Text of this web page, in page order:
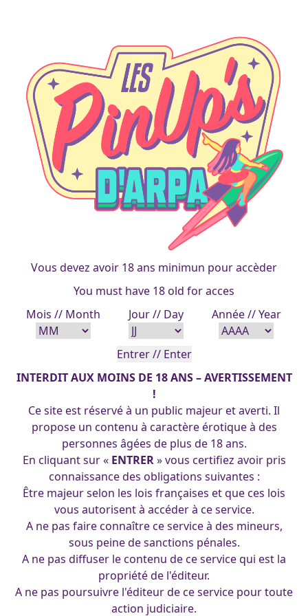
Vous devez avoir 18 ans minimun pour accèder
You must have 18 old for acces
Mois // Month
Jour // Day Année // Year
INTERDIT AUX MOINS DE 18 ANS – AVERTISSEMENT
!
Ce site est réservé à un public majeur et averti. Il
propose un contenu à caractère érotique à des
personnes âgées de plus de 18 ans.
En cliquant sur « ENTRER» vous certifiez avoir pris
connaissance des obligations suivantes :
Être majeur selon les lois françaises et que ces lois
vous autorisent à accéder à ce service.
A ne pas faire connaître ce service à des mineurs,
sous peine de sanctions pénales.
A ne pas diffuser le contenu de ce service qui est la
propriété de l'éditeur.
A ne pas poursuivre l'éditeur de ce service pour toute
action judiciaire.
Sauvetage vaisseau spatial
Publié le 6 janvier 2012
Reine derby-doll-fight→
(cc) 2025 Les Pin-Up's d'Arpa. Tous droits réservés.